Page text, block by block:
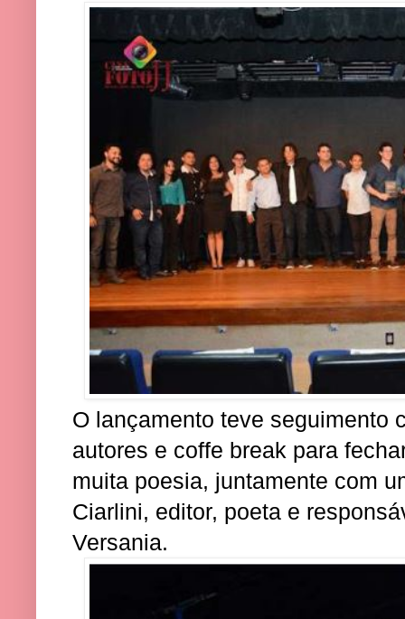
O lançamento teve seguimento
autores e coffe break para
muita poesia, juntamente com
Ciarlini, editor, poeta e
Versania.